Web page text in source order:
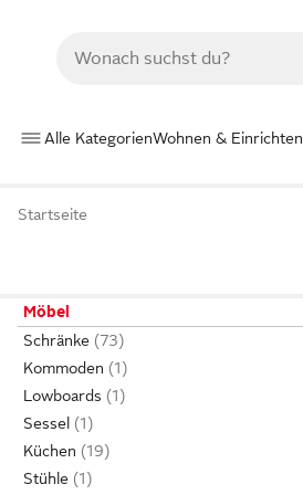
Alle KategorienWohnen & Einrichten
Startseite
Möbel
Schränke
Kommoden
Lowboards
Sessel
Küchen
Stühle